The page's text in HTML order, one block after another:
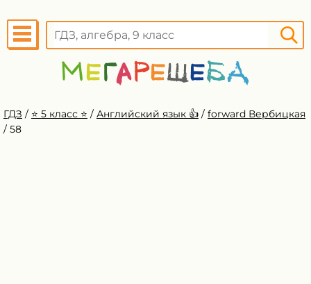
ГДЗ / ⭐️ 5 класс ⭐️ / Английский язык 👍 / forward Вербицкая
/ 58